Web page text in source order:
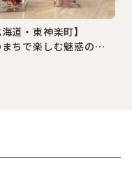
海道・東神楽町】
ちで楽しむ魅惑のハーバ